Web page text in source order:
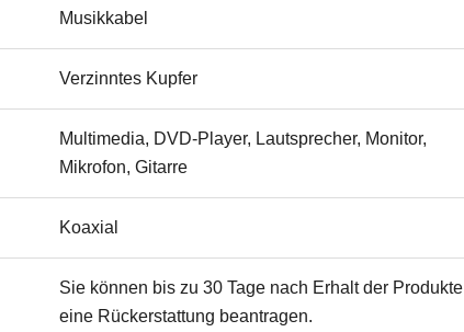
Musikkabel
Verzinntes Kupfer
Multimedia, DVD-Player, Lautsprecher, Monitor,
Mikrofon, Gitarre
Koaxial
Sie können bis zu 30 Tage nach Erhalt der Produkte
eine Rückerstattung beantragen.